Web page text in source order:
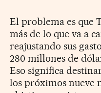
El problema es que
más de lo que va a
reajustando sus
280 millones de
Eso significa
los próximos nueve